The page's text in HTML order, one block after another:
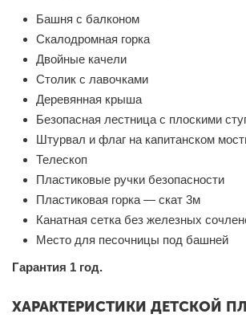
Башня с балконом
Скалодромная горка
Двойные качели
Столик с лавочками
Деревянная крыша
Безопасная лестница с плоскими
Штурвал и флаг на капитанском
Телескоп
Пластиковые ручки безопасности
Пластиковая горка — скат 3м
Канатная сетка без железных
Место для песочницы под башней
Гарантия 1 год.
ХАРАКТЕРИСТИКИ ДЕТСКОЙ